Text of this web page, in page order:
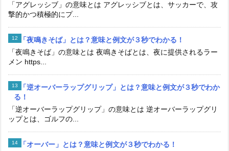
「アグレッシブ」の意味とは アグレッシブとは、サッカーで、攻
撃的かつ積極的にプ...
「夜鳴きそば」とは？意味と例文が３秒でわかる！
「夜鳴きそば」の意味とは 夜鳴きそばとは、夜に提供されるラー
メン https...
「逆オーバーラップグリップ」とは？意味と例文が３秒でわか
る！
「逆オーバーラップグリップ」の意味とは 逆オーバーラップグリ
ップとは、ゴルフの...
「オーバー」とは？意味と例文が３秒でわかる！